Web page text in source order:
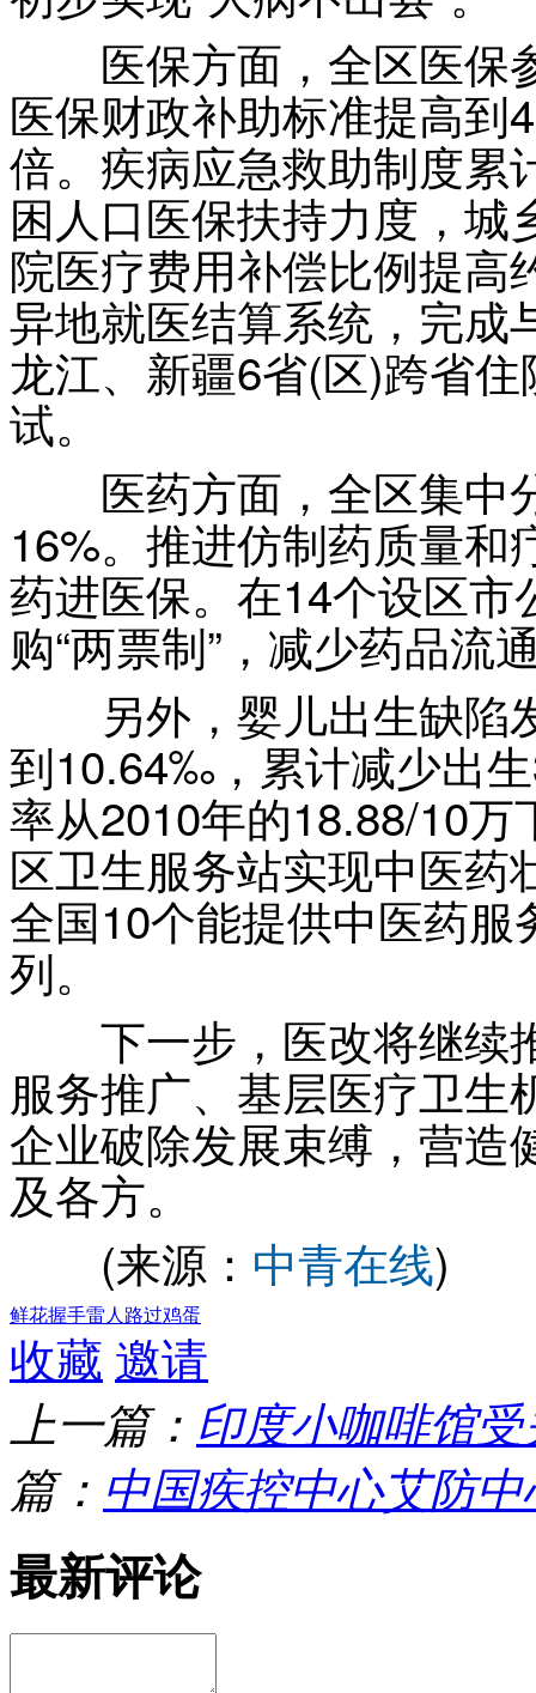
医保方面，全区医保
医保财政补助标准提高到
倍。疾病应急救助制度累
困人口医保扶持力度，
院医疗费用补偿比例提高
异地就医结算系统，完成
龙江、新疆6省(区)跨省
试。
医药方面，全区集中
16%。推进仿制药质量
药进医保。在14个设区
购“两票制”，减少药品流
另外，婴儿出生缺陷
到10.64‰，累计减少出
率从2010年的18.88/10
区卫生服务站实现中医药
全国10个能提供中医药
列。
下一步，医改将继续
服务推广、基层医疗卫
企业破除发展束缚，营造
及各方。
(来源： 中青在线)
鲜花握手雷人 路过鸡蛋
收藏 邀请
上一篇： 印度小咖啡馆
篇： 中国疾控中心艾防
最新评论